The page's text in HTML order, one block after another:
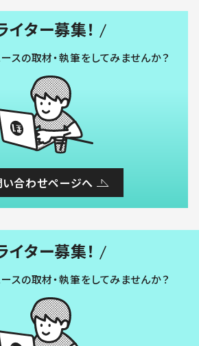
イター募集！
スの取材・執筆をしてみませんか？
い合わせページへ
イター募集！
スの取材・執筆をしてみませんか？